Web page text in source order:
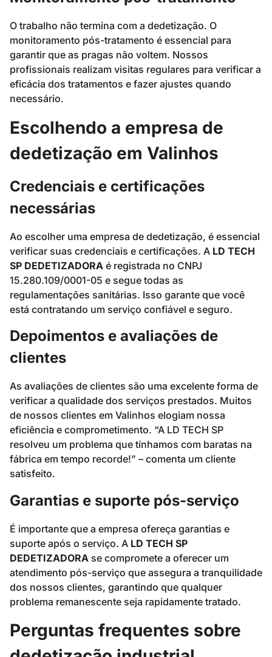
O trabalho não termina com a dedetização. O
monitoramento pós-tratamento é essencial para
garantir que as pragas não voltem. Nossos
profissionais realizam visitas regulares para verificar a
eficácia dos tratamentos e fazer ajustes quando
necessário.
Escolhendo a empresa de
dedetização em Valinhos
Credenciais e certificações
necessárias
Ao escolher uma empresa de dedetização, é essencial
verificar suas credenciais e certificações. A LD TECH
SP DEDETIZADORA é registrada no CNPJ
15.280.109/0001-05 e segue todas as
regulamentações sanitárias. Isso garante que você
está contratando um serviço confiável e seguro.
Depoimentos e avaliações de
clientes
As avaliações de clientes são uma excelente forma de
verificar a qualidade dos serviços prestados. Muitos
de nossos clientes em Valinhos elogiam nossa
eficiência e comprometimento. “A LD TECH SP
resolveu um problema que tínhamos com baratas na
fábrica em tempo recorde!” – comenta um cliente
satisfeito.
Garantias e suporte pós-serviço
É importante que a empresa ofereça garantias e
suporte após o serviço. A LD TECH SP
DEDETIZADORA se compromete a oferecer um
atendimento pós-serviço que assegura a tranquilidade
dos nossos clientes, garantindo que qualquer
problema remanescente seja rapidamente tratado.
Perguntas frequentes sobre